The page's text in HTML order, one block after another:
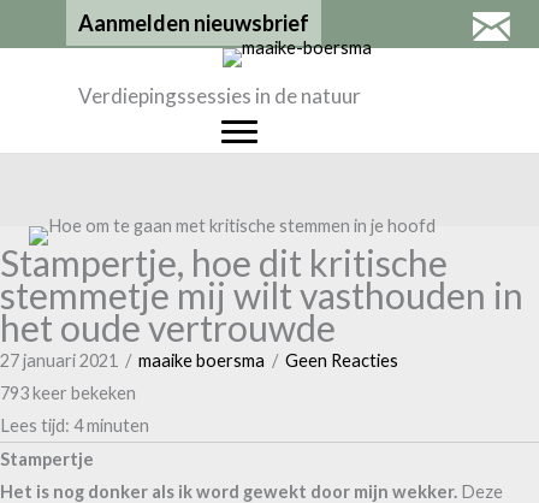
naar
Aanmelden nieuwsbrief
Verdiepingssessies in de natuur
Stampertje, hoe dit kritische
stemmetje mij wilt vasthouden in
het oude vertrouwde
27 januari 2021 / maaike boersma / Geen Reacties
793 keer bekeken
Lees tijd: 4minuten
Stampertje
Het is nog donker als ik word gewekt door mijn wekker. Deze